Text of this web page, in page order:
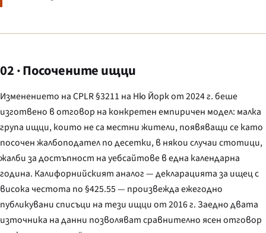
02 · Посочените ищци
Изменението на CPLR §3211 на Ню Йорк от 2024 г. беше
изготвено в отговор на конкретен емпиричен модел: малка
група ищци, които не са местни жители, появяващи се като
посочен жалбоподател по десетки, в някои случаи стотици,
жалби за достъпност на уебсайтове в една календарна
година. Калифорнийският аналог — декларацията за ищец с
висока честота по §425.55 — произвежда ежегодно
публикувани списъци на тези ищци от 2016 г. Заедно двата
източника на данни позволяват сравнително ясен отговор